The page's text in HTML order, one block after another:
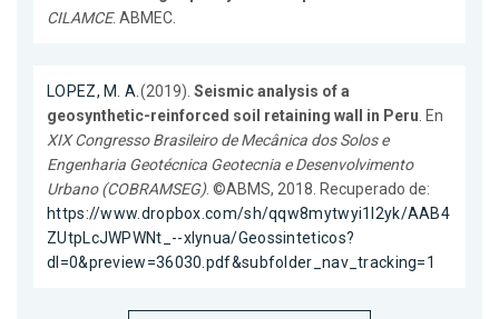
CILAMCE. ABMEC.
LOPEZ, M. A. (2019). Seismic analysis of a
geosynthetic-reinforced soil retaining wall in Peru . En
XIX Congresso Brasileiro de Mecânica dos Solos e
Engenharia Geotécnica Geotecnia e Desenvolvimento
Urbano (COBRAMSEG). ©ABMS, 2018. Recuperado de:
https://www.dropbox.com/sh/qqw8mytwyi1l2yk/AAB4
ZUtpLcJWPWNt_--xIynua/Geossinteticos?
dl=0&preview=36030.pdf&subfolder_nav_tracking=1